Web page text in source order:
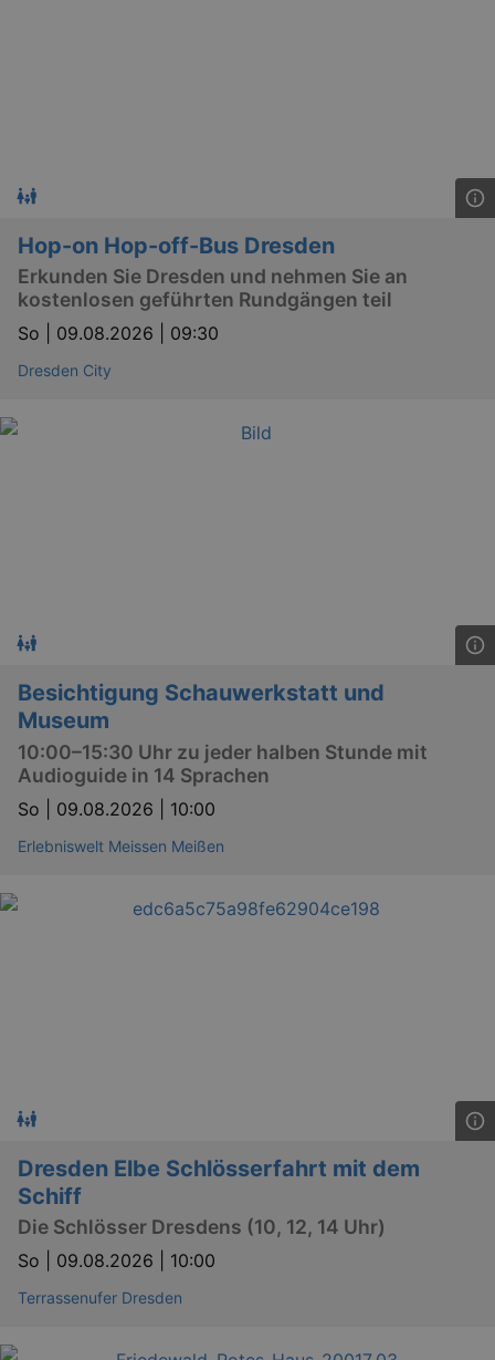
Hop-on Hop-off-Bus Dresden
Erkunden Sie Dresden und nehmen Sie an
kostenlosen geführten Rundgängen teil
So | 09.08.2026 | 09:30
Dresden City
Besichtigung Schauwerkstatt und
Museum
10:00–15:30 Uhr zu jeder halben Stunde mit
Audioguide in 14 Sprachen
So | 09.08.2026 | 10:00
Erlebniswelt Meissen Meißen
Dresden Elbe Schlösserfahrt mit dem
Schiff
Die Schlösser Dresdens (10, 12, 14 Uhr)
So | 09.08.2026 | 10:00
Terrassenufer Dresden